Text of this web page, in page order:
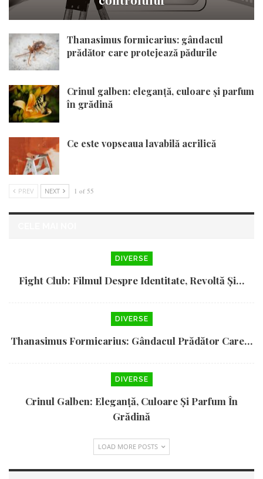
Thanasimus formicarius: gândacul
prădător care protejează pădurile
Crinul galben: eleganță, culoare și parfum
în grădină
Ce este vopseaua lavabilă acrilică
PREV NEXT 1 of 55
DIVERSE
Fight Club: Filmul Despre Identitate, Revoltă Și…
DIVERSE
Thanasimus Formicarius: Gândacul Prădător Care…
DIVERSE
Crinul Galben: Eleganță, Culoare Și Parfum În
Grădină
LOAD MORE POSTS